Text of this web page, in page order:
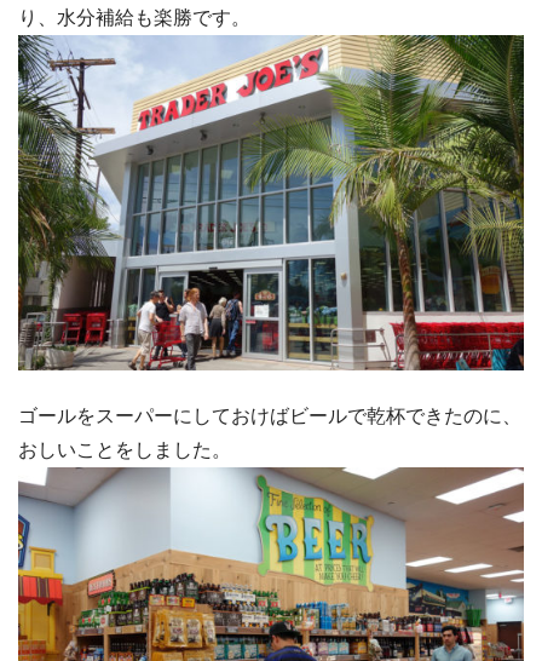
り、水分補給も楽勝です。
ゴールをスーパーにしておけばビールで乾杯できたのに、
おしいことをしました。